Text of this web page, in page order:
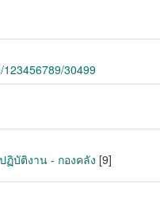
30499
ฏิบัติงาน - กองคลัง [9]